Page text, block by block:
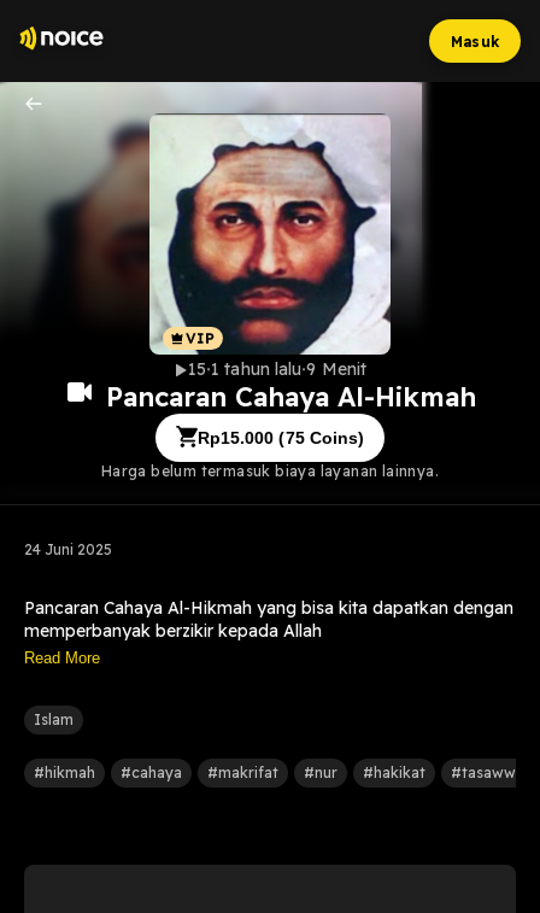
Masuk
15 1 tahun lalu 9 Menit
Pancaran Cahaya Al-Hikmah
Rp15.000 (75Coins)
Harga belum termasuk biaya layanan lainnya.
24 Juni 2025
Pancaran Cahaya Al-Hikmah yang bisa kita dapatkan dengan
memperbanyak berzikir kepada Allah
Read More
Islam
#hikmah #cahaya #makrifat #nur #hakikat #tasawwuf